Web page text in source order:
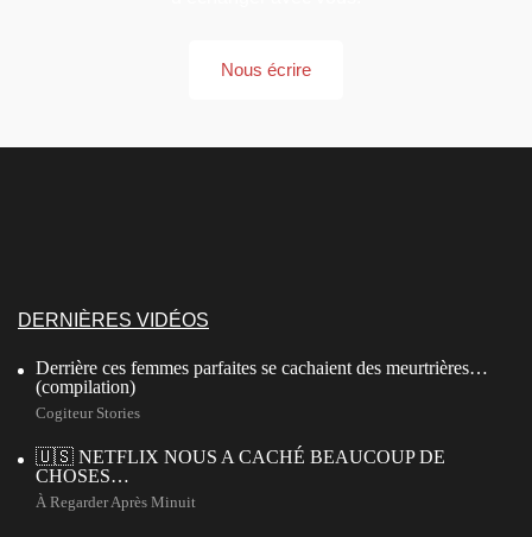
Nous écrire
DERNIÈRES VIDÉOS
Derrière ces femmes parfaites se cachaient des meurtrières…
(compilation)
Cogiteur Stories
🇺🇸 NETFLIX NOUS A CACHÉ BEAUCOUP DE
CHOSES…
À Regarder Après Minuit